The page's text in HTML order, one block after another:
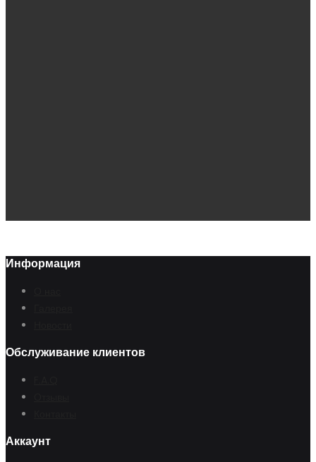
Информация
Обслуживание клиентов
Аккаунт